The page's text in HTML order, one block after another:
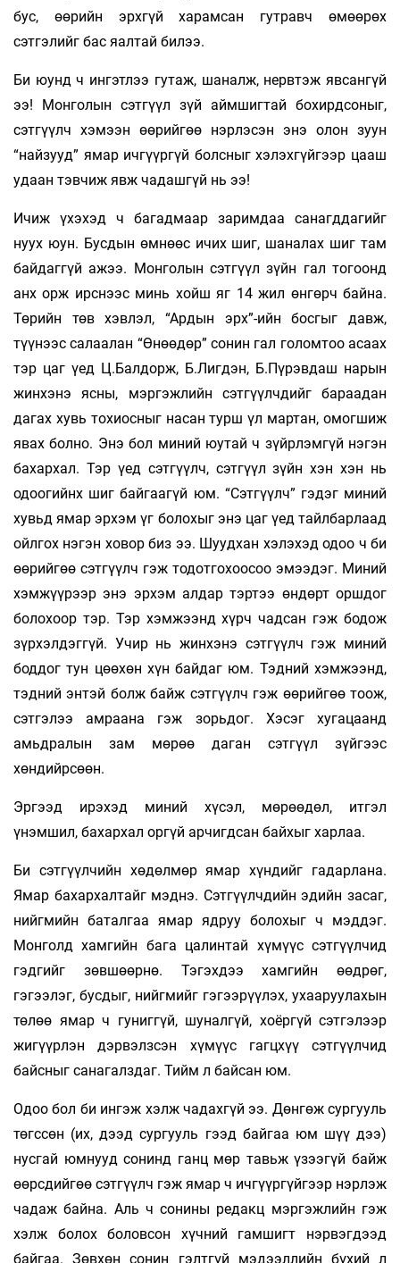
бус, өөрийн эрхгүй харамсан гутравч өмөөрөх
сэтгэлийг бас яалтай билээ.
Би юунд ч ингэтлээ гутаж, шаналж, нервтэж явсангүй
ээ! Монголын сэтгүүл зүй аймшигтай бохирдсоныг,
сэтгүүлч хэмээн өөрийгөө нэрлэсэн энэ олон зуун
“найзууд” ямар ичгүүргүй болсныг хэлэхгүйгээр цааш
удаан тэвчиж явж чадашгүй нь ээ!
Ичиж үхэхэд ч багадмаар заримдаа санагддагийг
нуух юун. Бусдын өмнөөс ичих шиг, шаналах шиг там
байдаггүй ажээ. Монголын сэтгүүл зүйн гал тогоонд
анх орж ирснээс минь хойш яг 14 жил өнгөрч байна.
Төрийн төв хэвлэл, “Ардын эрх”-ийн босгыг давж,
түүнээс салаалан “Өнөөдөр” сонин гал голомтоо асаах
тэр цаг үед Ц.Балдорж, Б.Лигдэн, Б.Пүрэвдаш нарын
жинхэнэ ясны, мэргэжлийн сэтгүүлчдийг бараадан
дагах хувь тохиосныг насан турш үл мартан, омогшиж
явах болно. Энэ бол миний юутай ч зүйрлэмгүй нэгэн
бахархал. Тэр үед сэтгүүлч, сэтгүүл зүйн хэн хэн нь
одоогийнх шиг байгаагүй юм. “Сэтгүүлч” гэдэг миний
хувьд ямар эрхэм үг болохыг энэ цаг үед тайлбарлаад
ойлгох нэгэн ховор биз ээ. Шуудхан хэлэхэд одоо ч би
өөрийгөө сэтгүүлч гэж тодотгохоосоо эмээдэг. Миний
хэмжүүрээр энэ эрхэм алдар тэртээ өндөрт оршдог
болохоор тэр. Тэр хэмжээнд хүрч чадсан гэж бодож
зүрхэлдэггүй. Учир нь жинхэнэ сэтгүүлч гэж миний
боддог тун цөөхөн хүн байдаг юм. Тэдний хэмжээнд,
тэдний энтэй болж байж сэтгүүлч гэж өөрийгөө тоож,
сэтгэлээ амраана гэж зорьдог. Хэсэг хугацаанд
амьдралын зам мөрөө даган сэтгүүл зүйгээс
хөндийрсөөн.
Эргээд ирэхэд миний хүсэл, мөрөөдөл, итгэл
үнэмшил, бахархал оргүй арчигдсан байхыг харлаа.
Би сэтгүүлчийн хөдөлмөр ямар хүндийг гадарлана.
Ямар бахархалтайг мэднэ. Сэтгүүлчдийн эдийн засаг,
нийгмийн баталгаа ямар ядруу болохыг ч мэддэг.
Монголд хамгийн бага цалинтай хүмүүс сэтгүүлчид
гэдгийг зөвшөөрнө. Тэгэхдээ хамгийн өөдрөг,
гэгээлэг, бусдыг, нийгмийг гэгээрүүлэх, ухааруулахын
төлөө ямар ч гуниггүй, шуналгүй, хоёргүй сэтгэлээр
жигүүрлэн дэрвэлзсэн хүмүүс гагцхүү сэтгүүлчид
байсныг санагалздаг. Тийм л байсан юм.
Одоо бол би ингэж хэлж чадахгүй ээ. Дөнгөж сургууль
төгссөн (их, дээд сургууль гээд байгаа юм шүү дээ)
нусгай юмнууд сонинд ганц мөр тавьж үзээгүй байж
өөрсдийгөө сэтгүүлч гэж ямар ч ичгүүргүйгээр нэрлэж
чадаж байна. Аль ч сонины редакц мэргэжлийн гэж
хэлж болох боловсон хүчний гамшигт нэрвэгдээд
байгаа. Зөвхөн сонин гэлтгүй мэдээллийн бүхий л